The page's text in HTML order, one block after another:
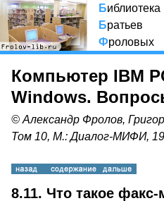
Библиотека
Братьев
Фроловых
Компьютер IBM
Windows.
© Александр Фролов,
Том 10, М.: Диалог-МИФИ,
8.11. Что такое